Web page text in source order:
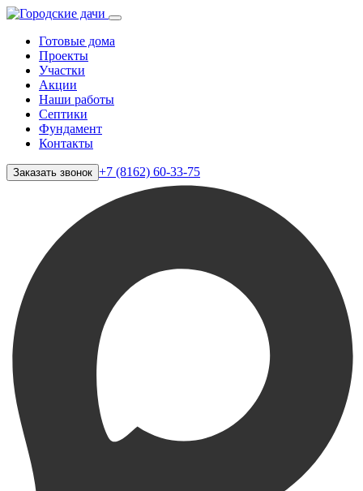
Готовые дома
Проекты
Участки
Акции
Наши работы
Септики
Фундамент
Контакты
Заказать звонок +7 (8162) 60-33-75